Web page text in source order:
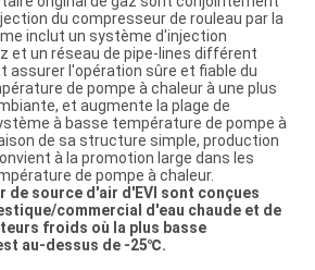
du compresseur de rouleau par la
inclut un système d'injection
et un réseau de pipe-lines différent
assurer l'opération sûre et fiable du
de pompe à chaleur à une plus
et augmente la plage de
à basse température de pompe à
de sa structure simple, production
à la promotion large dans les
de pompe à chaleur.
de source d'air d'EVI sont conçues
commercial d'eau chaude et de
froids où la plus basse
au-dessus de -25℃.